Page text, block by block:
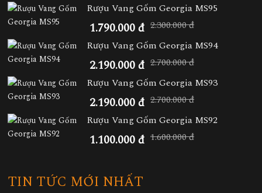
Rượu Vang Gốm Georgia MS95
1.790.000 đ 2.300.000 đ
Rượu Vang Gốm Georgia MS94
2.190.000 đ 2.700.000 đ
Rượu Vang Gốm Georgia MS93
2.190.000 đ 2.700.000 đ
Rượu Vang Gốm Georgia MS92
1.100.000 đ 1.600.000 đ
TIN TỨC MỚI NHẤT